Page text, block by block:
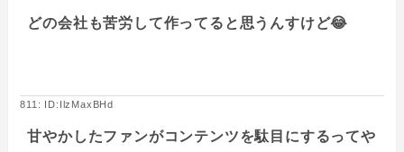
どの会社も苦労して作ってると思うんすけど😂
811: ID:IlzMaxBHd
甘やかしたファンがコンテンツを駄目にするってや